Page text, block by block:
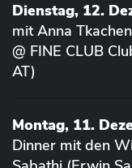
Dienstag, 12.
mit Anna
@ FINE CLUB
AT)
Montag, 11.
Dinner mit den